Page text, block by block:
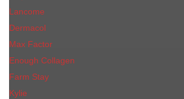
Lancome
Dermacol
Max Factor
Enough Collagen
Farm Stay
Kylie